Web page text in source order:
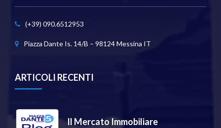
(+39) 090.6512953
Piazza Dante Is. 14/B – 98124 Messina IT
ARTICOLI RECENTI
Il Mercato Immobiliare